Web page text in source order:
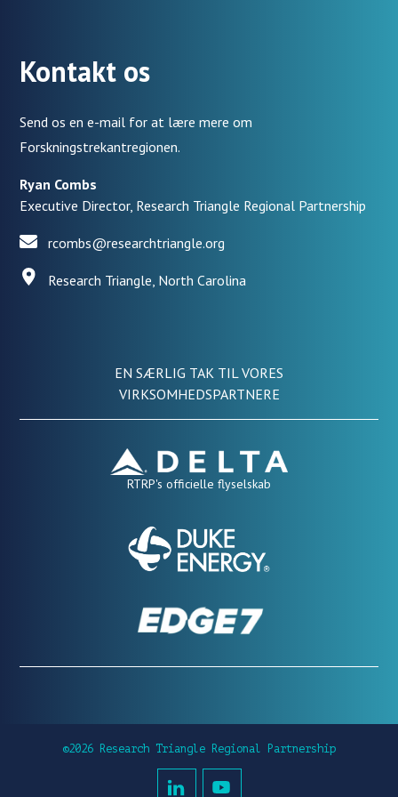
Kontakt os
Send os en e-mail for at lære mere om
Forskningstrekantregionen.
Ryan Combs
Executive Director, Research Triangle Regional Partnership
rcombs@researchtriangle.org
Research Triangle, North Carolina
EN SÆRLIG TAK TIL VORES
VIRKSOMHEDSPARTNERE
RTRP's officielle flyselskab
©2026 Research Triangle Regional Partnership